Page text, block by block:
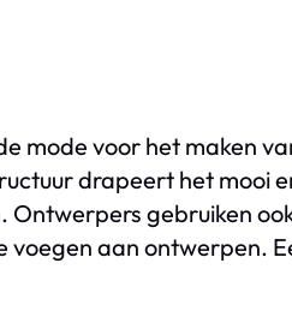
mode voor het maken
drapeert het mooi
gebruiken
voegen aan ontwerpen.